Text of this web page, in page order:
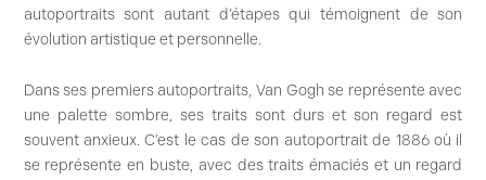
autoportraits sont autant d’étapes qui témoignent de son
évolution artistique et personnelle.
Dans ses premiers autoportraits, Van Gogh se représente avec
une palette sombre, ses traits sont durs et son regard est
souvent anxieux. C’est le cas de son autoportrait de 1886 où il
se représente en buste, avec des traits émaciés et un regard